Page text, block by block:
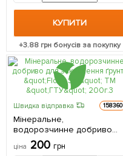
КУПИТИ
+3.88 грн бонусів за покупку
Швидка відправка 158360
Мінеральне,
водорозчинне добриво
для закислення ґрунту
"Floria Sol" ТМ "ГТУ" 200г.
ціна 200 грн